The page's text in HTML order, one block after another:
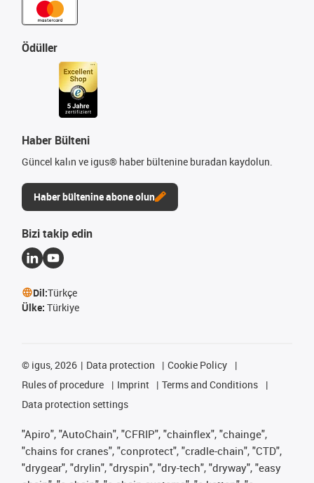
Ödüller
Haber Bülteni
Güncel kalın ve igus® haber bültenine buradan kaydolun.
Haber bültenine abone olun
Bizi takip edin
Dil:Türkçe
Ülke: Türkiye
© igus, 2026 Data protection
Cookie Policy
Rules of procedure
Imprint
Terms and Conditions
Data protection settings
"Apiro", "AutoChain", "CFRIP", "chainflex", "chainge",
"chains for cranes", "conprotect", "cradle-chain", "CTD",
"drygear", "drylin", "dryspin", "dry-tech", "dryway", "easy